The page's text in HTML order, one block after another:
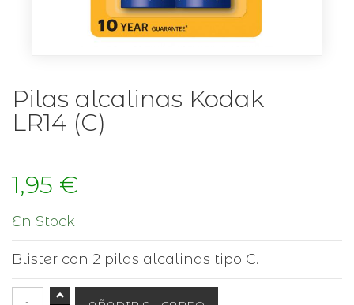
Pilas alcalinas Kodak
LR14 (C)
1,95 €
En Stock
Blister con 2 pilas alcalinas tipo C.